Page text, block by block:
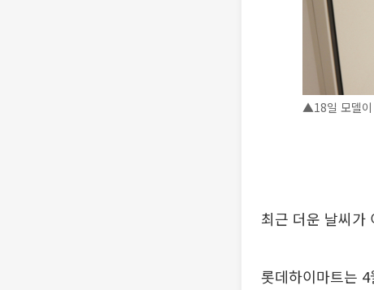
▲18일 모델이
최근 더운 날씨가
롯데하이마트는